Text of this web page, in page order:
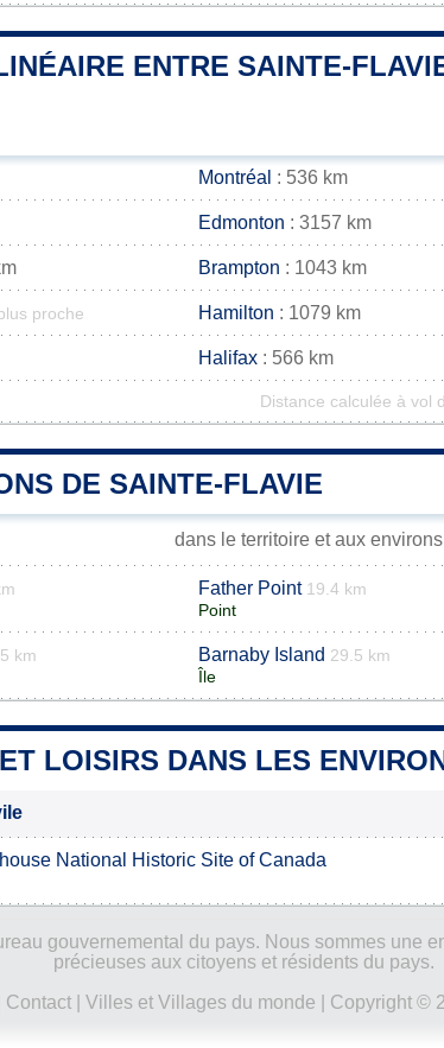
ENTRE SAINTE-
Montréal : 536 km
Edmonton : 3157 km
Brampton : 1043 km
proche Hamilton : 1079 km
Halifax : 566 km
Distance calculée à vol
DE SAINTE-FLAVIE
dans le territoire et aux
Father Point 19.4 km
Point
km
Barnaby Island 29.5 km
Île
LOISIRS DANS LES
National Historic Site of Canada
gouvernemental du pays. Nous sommes une
précieuses aux citoyens et résidents du pays.
Contact| Villes et Villages du monde | Copyright ©